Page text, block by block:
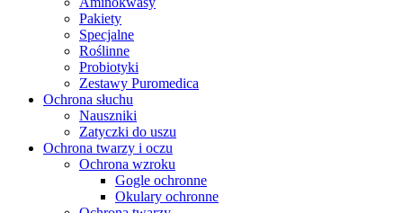
Pakiety
Specjalne
Roślinne
Probiotyki
Zestawy Puromedica
Ochrona słuchu
Nauszniki
Zatyczki do uszu
Ochrona twarzy i oczu
Ochrona wzroku
Gogle ochronne
Okulary ochronne